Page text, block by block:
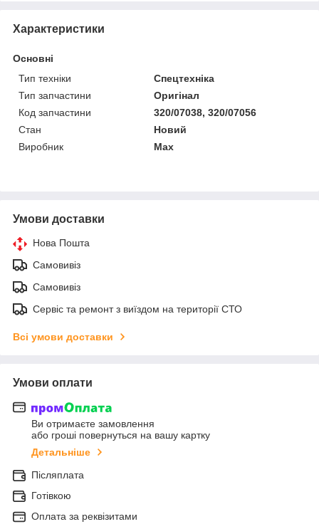
Характеристики
Основні
Тип техніки
Спецтехніка
Тип запчастини
Оригінал
Код запчастини
320/07038, 320/07056
Стан
Новий
Виробник
Max
Умови доставки
Нова Пошта
Самовивіз
Самовивіз
Сервіс та ремонт з виїздом на території СТО
Всі умови доставки
Умови оплати
Ви отримаєте замовлення
або гроші повернуться на вашу картку
Детальніше
Післяплата
Готівкою
Оплата за реквізитами